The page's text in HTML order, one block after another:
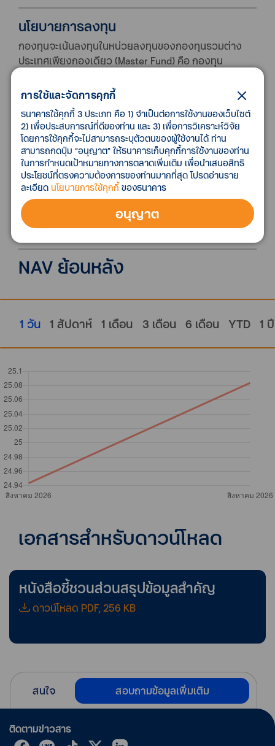
นโยบายการลงทุน
กองทุนจะเน้นลงทุนในหน่วยลงทุนของกองทุนรวมต่าง
ประเทศเพียงกองเดียว (Master Fund) คือ กองทุน
อัตราส่วน โดยเฉลี่ยในรอบปีบัญชีไม่น้อยกว่าร้อยละ 80
ของมูลค่าทรัพย์สินสุทธิของกองทุน
มูลค่าทรัพย์สินสุทธิ
338,990,645.1
วันที่จดทะเบียนกองทุน
21 พฤษภาคม 2557
NAV ย้อนหลัง
1 วัน 1 สัปดาห์ 1 เดือน 3 เดือน 6 เดือน YTD 1 ปี
เอกสารสำหรับดาวน์โหลด
หนังสือชี้ชวนส่วนสรุปข้อมูลสำคัญ
ดาวน์โหลด PDF, 256 KB
การใช้และจัดการคุกกี้
ธนาคารใช้คุกกี้ 3 ประเภท คือ 1) จำเป็นต่อการใช้งานของเว็บไซต์
2) เพื่อประสบการณ์ที่ดีของท่าน และ 3) เพื่อการวิเคราะห์วิจัย
โดยการใช้คุกกี้จะไม่สามารถระบุตัวตนของผู้ใช้งานได้ ท่าน
สามารถกดปุ่ม “อนุญาต” ให้ธนาคารเก็บคุกกี้การใช้งานของท่าน
ในการกำหนดเป้าหมายทางการตลาดเพิ่มเติม เพื่อนำเสนอสิทธิ
ประโยชน์ที่ตรงความต้องการของท่านมากที่สุด โปรดอ่านราย
ละเอียด นโยบายการใช้คุกกี้ของธนาคาร
อนุญาต
สนใจ สอบถามข้อมูลเพิ่มเติม
ติดตามข่าวสาร